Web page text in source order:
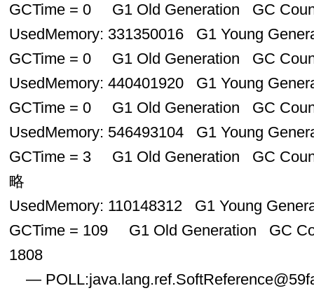
GCTime = 0 G1 Old Generation GC
UsedMemory: 331350016 G1 Young
GCTime = 0 G1 Old Generation GC
UsedMemory: 440401920 G1 Young
GCTime = 0 G1 Old Generation GC
UsedMemory: 546493104 G1 Young
GCTime = 3 G1 Old Generation GC
略
UsedMemory: 110148312 G1 Young
GCTime = 109 G1 Old Generation GC
1808
—